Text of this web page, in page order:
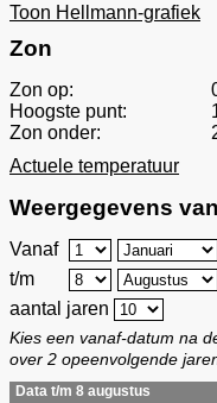
Toon Hellmann-grafiek
Zon
Zon op:
Hoogste punt:
Zon onder:
Actuele temperatuur
Weergegevens
Vanaf
t/m
aantal jaren
Kies een vanaf-datum na
over 2 opeenvolgende
Data t/m 8 augustus